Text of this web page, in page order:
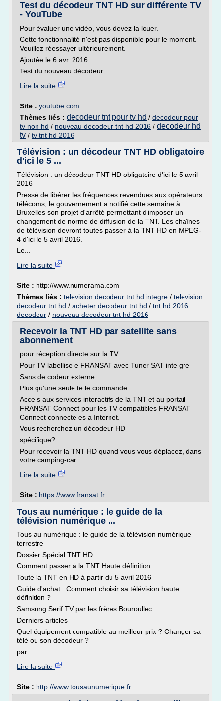
Test du décodeur TNT HD sur différente TV
- YouTube
Pour évaluer une vidéo, vous devez la louer.
Cette fonctionnalité n'est pas disponible pour le moment.
Veuillez réessayer ultérieurement.
Ajoutée le 6 avr. 2016
Test du nouveau décodeur...
Lire la suite
Site : youtube.com
Thèmes liés : decodeur tnt pour tv hd / decodeur pour
tv non hd / nouveau decodeur tnt hd 2016 / decodeur hd
tv / tv tnt hd 2016
Télévision : un décodeur TNT HD obligatoire
d'ici le 5 ...
Télévision : un décodeur TNT HD obligatoire d'ici le 5 avril
2016
Pressé de libérer les fréquences revendues aux opérateurs
télécoms, le gouvernement a notifié cette semaine à
Bruxelles son projet d'arrêté permettant d'imposer un
changement de norme de diffusion de la TNT. Les chaînes
de télévision devront toutes passer à la TNT HD en MPEG-
4 d'ici le 5 avril 2016.
Le...
Lire la suite
Site : http://www.numerama.com
Thèmes liés : television decodeur tnt hd integre / television
decodeur tnt hd / acheter decodeur tnt hd / tnt hd 2016
decodeur / nouveau decodeur tnt hd 2016
Recevoir la TNT HD par satellite sans
abonnement
pour réception directe sur la TV
Pour TV labellise e FRANSAT avec Tuner SAT inte gre
Sans de codeur externe
Plus qu'une seule te le commande
Acce s aux services interactifs de la TNT et au portail
FRANSAT Connect pour les TV compatibles FRANSAT
Connect connecte es a Internet.
Vous recherchez un décodeur HD
spécifique?
Pour recevoir la TNT HD quand vous vous déplacez, dans
votre camping-car...
Lire la suite
Site : https://www.fransat.fr
Tous au numérique : le guide de la
télévision numérique ...
Tous au numérique : le guide de la télévision numérique
terrestre
Dossier Spécial TNT HD
Comment passer à la TNT Haute définition
Toute la TNT en HD à partir du 5 avril 2016
Guide d'achat : Comment choisir sa télévision haute
définition ?
Samsung Serif TV par les frères Bouroullec
Derniers articles
Quel équipement compatible au meilleur prix ? Changer sa
télé ou son décodeur ?
par...
Lire la suite
Site : http://www.tousaunumerique.fr